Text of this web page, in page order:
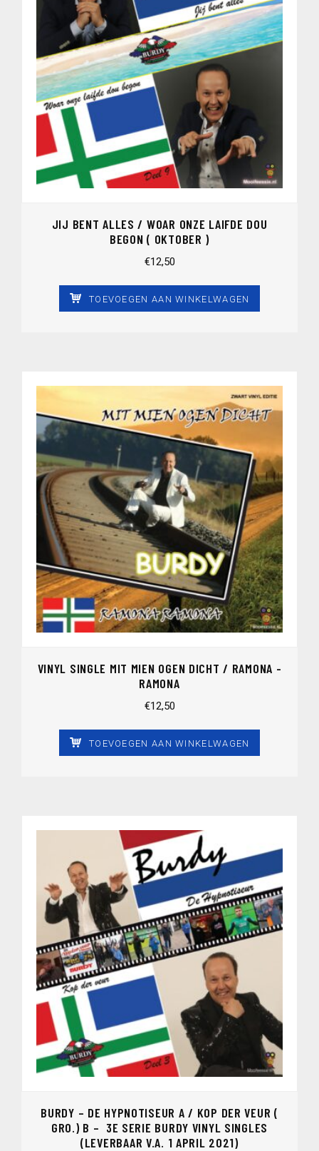
JIJ BENT ALLES / WOAR ONZE LAIFDE DOU
BEGON ( OKTOBER )
€12,50
TOEVOEGEN AAN WINKELWAGEN
VINYL SINGLE MIT MIEN OGEN DICHT / RAMONA -
RAMONA
€12,50
TOEVOEGEN AAN WINKELWAGEN
BURDY – DE HYPNOTISEUR A / KOP DER VEUR (
GRO.) B – 3E SERIE BURDY VINYL SINGLES
(LEVERBAAR V.A. 1 APRIL 2021)